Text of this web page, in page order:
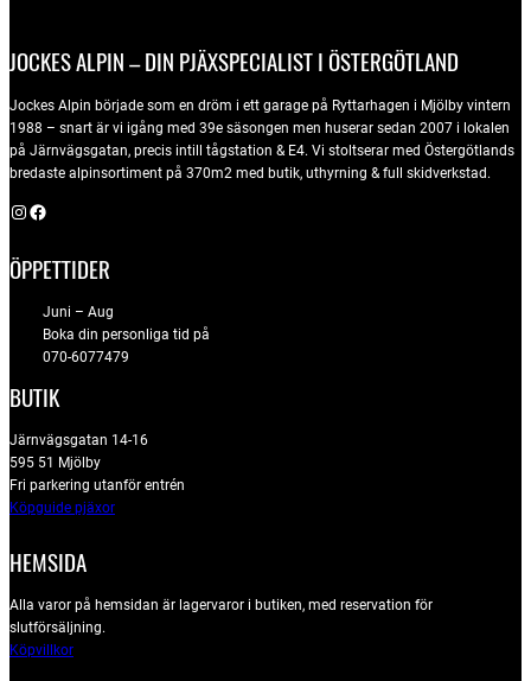
JOCKES ALPIN – DIN PJÄXSPECIALIST I ÖSTERGÖTLAND
Jockes Alpin började som en dröm i ett garage på Ryttarhagen i Mjölby vintern
1988 – snart är vi igång med 39e säsongen men huserar sedan 2007 i lokalen
på Järnvägsgatan, precis intill tågstation & E4. Vi stoltserar med Östergötlands
bredaste alpinsortiment på 370m2 med butik, uthyrning & full skidverkstad.
Instagram Facebook
ÖPPETTIDER
Juni – Aug
Boka din personliga tid på
070-6077479
BUTIK
Järnvägsgatan 14-16
595 51 Mjölby
Fri parkering utanför entrén
Köpguide pjäxor
HEMSIDA
Alla varor på hemsidan är lagervaror i butiken, med reservation för
slutförsäljning.
Köpvillkor